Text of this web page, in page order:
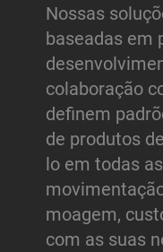
Nossas
baseadas em
colaboração
definem
de produtos
lo em todas
moagem,
com as suas